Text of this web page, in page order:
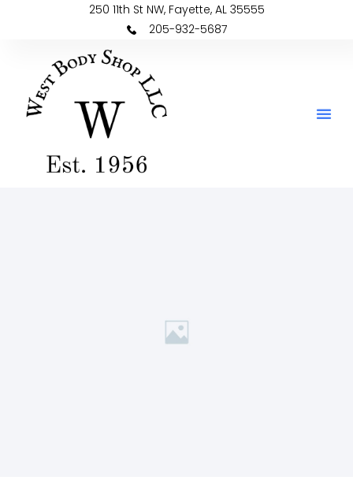
250 11th St NW, Fayette, AL 35555
205-932-5687